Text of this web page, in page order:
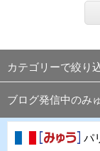
カテゴリーで絞り
ブログ発信中のみ
パ